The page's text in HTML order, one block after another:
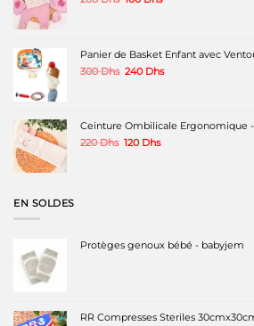
260 Dhs. 160 Dhs.
Panier de Basket Enfant avec
300Dhs Le
300 Dhs.
240 DhsLe
240 Dhs.
Ceinture Ombilicale Ergonomique
220Dhs Le
120 DhsLe
EN SOLDES
Protèges genoux bébé - babyjem
RR Compresses Steriles